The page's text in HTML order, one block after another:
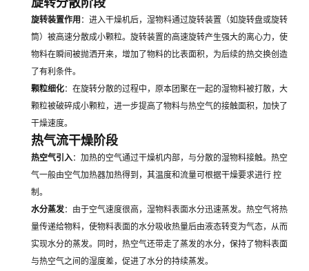
旋转分散阶段
旋转装置作用 ：进入干燥机后，湿物料通过旋转装置（如旋转盘或旋转
筒）被高速分散成小颗粒。旋转装置的高速旋转产生强大的离心力，使
物料在瞬间被抛洒开来，增加了物料的比表面积，为后续的热交换创造
了有利条件。
颗粒细化：在旋转分散的过程中，原本团聚在一起的湿物料被打散，大
颗粒被破碎成小颗粒，进一步提高了物料与热空气的接触面积，加快了
干燥速度。
热气流干燥阶段
热空气引入：加热的空气通过干燥机内部，与分散的湿物料接触。热空
气一般由空气加热器加热得到，其温度和流量可根据干燥要求进行 控
制。
水分蒸发：由于空气速度很高，湿物料表面水分迅速蒸发。热空气将热
量传递给物料，使物料表面的水分吸收热量后由液态转变为气态，从而
实现水分的蒸发。同时，热空气还带走了蒸发的水分，保持了物料表面
与热空气之间的湿度差，促进了水分的持续蒸发。